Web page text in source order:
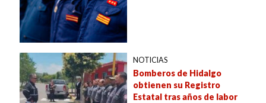
NOTICIAS
Bomberos de Hidalgo
obtienen su Registro
Estatal tras años de labor